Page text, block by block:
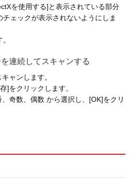
を使用する]と表示されている部分
ェックが表示されないようにしま
連続してスキャンする
ャンします。
]をクリックします。
奇数、偶数 から選択し、[OK]をクリ